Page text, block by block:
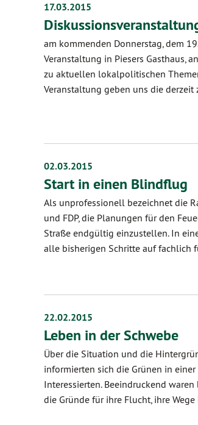
17.03.2015
am kommenden Donnerstag, dem
Veranstaltung in Piesers Gasthaus,
zu aktuellen lokalpolitischen
Veranstaltung geben uns die
02.03.2015
Start in einen Blindflug
Als unprofessionell bezeichnet die
und FDP, die Planungen für den
Straße endgültig einzustellen. In
alle bisherigen Schritte auf fachlich
22.02.2015
Leben in der Schwebe
Über die Situation und die
informierten sich die Grünen in
Interessierten. Beeindruckend
die Gründe für ihre Flucht, ihre